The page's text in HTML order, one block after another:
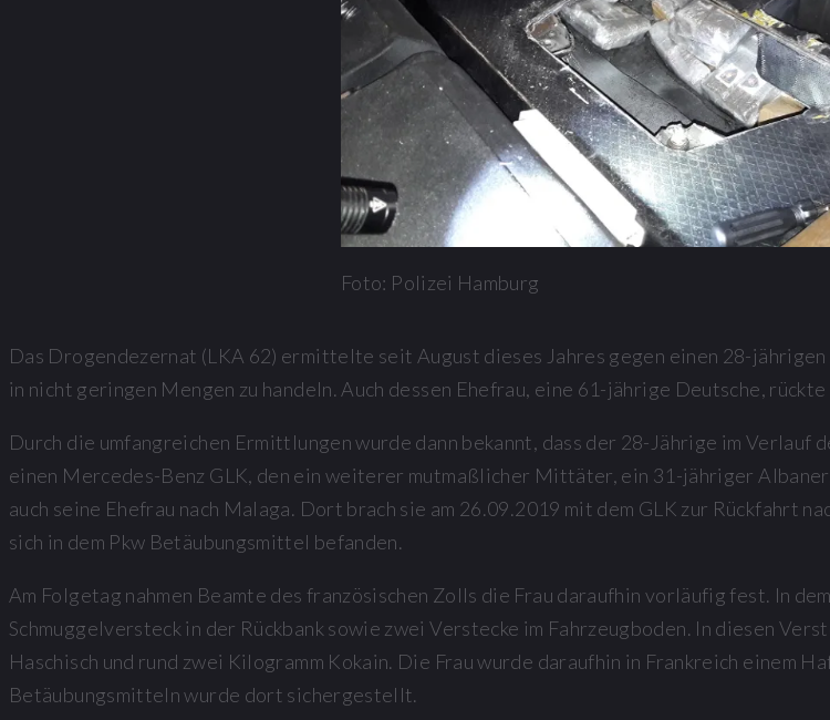
Foto: Polizei Hamburg
Das Drogendezernat (LKA 62) ermittelte seit August dieses Jahres gegen einen 28-
in nicht geringen Mengen zu handeln. Auch dessen Ehefrau, eine 61-jährige Deutsche,
Durch die umfangreichen Ermittlungen wurde dann bekannt, dass der 28-Jährige im Verlauf
einen Mercedes-Benz GLK, den ein weiterer mutmaßlicher Mittäter, ein 31-jähriger
auch seine Ehefrau nach Malaga. Dort brach sie am 26.09.2019 mit dem GLK zur Rückfahrt
sich in dem Pkw Betäubungsmittel befanden.
Am Folgetag nahmen Beamte des französischen Zolls die Frau daraufhin vorläufig fest. In
Schmuggelversteck in der Rückbank sowie zwei Verstecke im Fahrzeugboden. In diesen
Haschisch und rund zwei Kilogramm Kokain. Die Frau wurde daraufhin in Frankreich einem
Betäubungsmitteln wurde dort sichergestellt.